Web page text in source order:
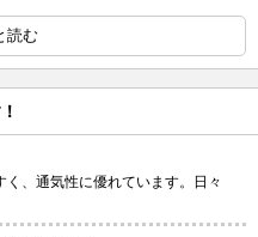
読む
、通気性に優れています。日々